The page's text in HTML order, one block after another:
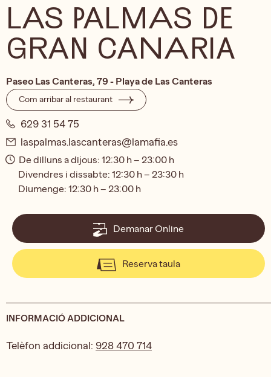
LAS PALMAS DE
GRAN CANARIA
Paseo Las Canteras, 79 - Playa de Las Canteras
Com arribar al restaurant
629 31 54 75
laspalmas.lascanteras@lamafia.es
De dilluns a dijous: 12:30 h – 23:00 h
Divendres i dissabte: 12:30 h – 23:30 h
Diumenge: 12:30 h – 23:00 h
Demanar Online
Reserva taula
INFORMACIÓ ADDICIONAL
Telèfon addicional: 928 470 714